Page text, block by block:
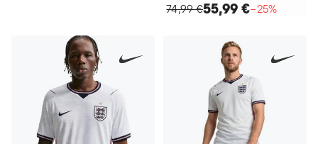
74,99 €55,99 €−25%